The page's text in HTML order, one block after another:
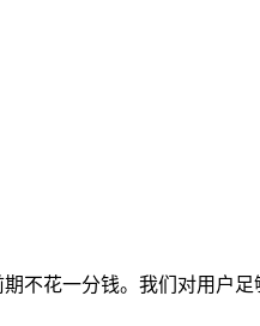
不花一分钱。我们对用户足